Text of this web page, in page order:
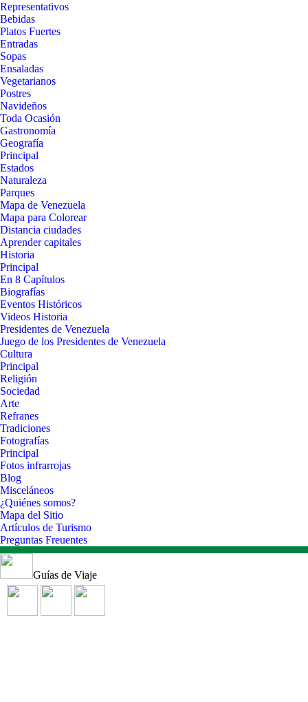
Representativos
Bebidas
Platos Fuertes
Entradas
Sopas
Ensaladas
Vegetarianos
Postres
Navideños
Toda Ocasión
Gastronomía
Geografía
Principal
Estados
Naturaleza
Parques
Mapa de Venezuela
Mapa para Colorear
Distancia ciudades
Aprender capitales
Historia
Principal
En 8 Capítulos
Biografías
Eventos Históricos
Videos Historia
Presidentes de Venezuela
Juego de los Presidentes de Venezuela
Cultura
Principal
Religión
Sociedad
Arte
Refranes
Tradiciones
Fotografías
Principal
Fotos infrarrojas
Blog
Misceláneos
¿Quiénes somos?
Mapa del Sitio
Artículos de Turismo
Preguntas Freuentes
Guías de Viaje